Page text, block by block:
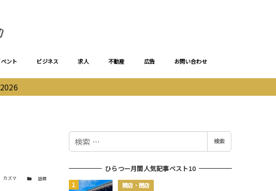
ント ビジネス 求人 不動産 広告 お問い合わせ
カズマ カテゴリー
話題
検
検索
ひらつー月間人気記事ベスト10
開店・閉店